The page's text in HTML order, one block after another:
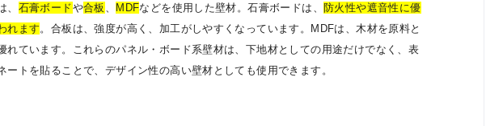
、 石膏ボードや合板 MDFなどを使用した壁材。石膏ボードは、 防火性や遮音性に優
れます 。合板は、強度が高く、加工がしやすくなっています。MDFは、木材を原料と
れています。これらのパネル・ボード系壁材は、下地材としての用途だけでなく、表
ートを貼ることで、デザイン性の高い壁材としても使用できます。